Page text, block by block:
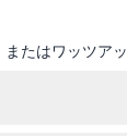
たはワッツア